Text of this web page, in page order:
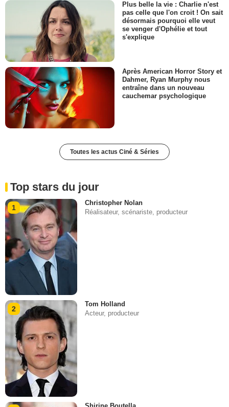
Plus belle la vie : Charlie n'est
pas celle que l'on croit ! On sait
désormais pourquoi elle veut
se venger d'Ophélie et tout
s'explique
Après American Horror Story et
Dahmer, Ryan Murphy nous
entraîne dans un nouveau
cauchemar psychologique
Toutes les actus Ciné & Séries
Top stars du jour
1
Christopher Nolan
Réalisateur, scénariste, producteur
2
Tom Holland
Acteur, producteur